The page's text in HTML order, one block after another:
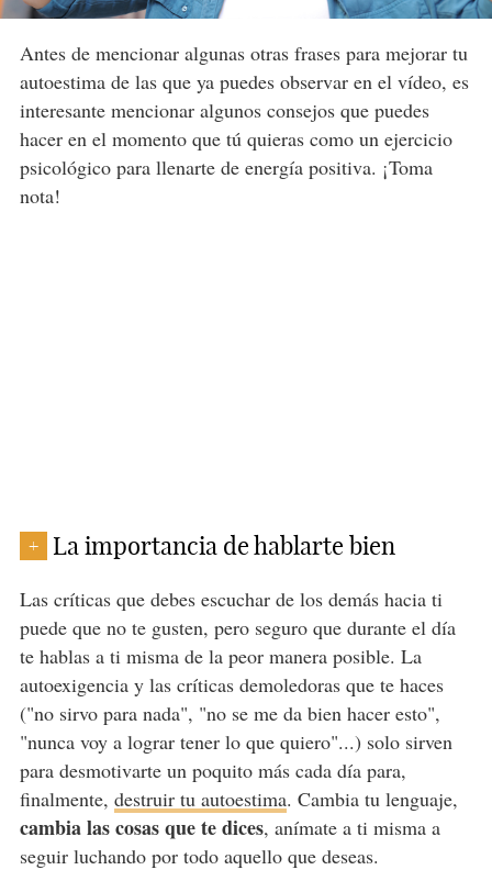
Antes de mencionar algunas otras frases para mejorar tu
autoestima de las que ya puedes observar en el vídeo, es
interesante mencionar algunos consejos que puedes
hacer en el momento que tú quieras como un ejercicio
psicológico para llenarte de energía positiva. ¡Toma
nota!
+ La importancia de hablarte bien
Las críticas que debes escuchar de los demás hacia ti
puede que no te gusten, pero seguro que durante el día
te hablas a ti misma de la peor manera posible. La
autoexigencia y las críticas demoledoras que te haces
("no sirvo para nada", "no se me da bien hacer esto",
"nunca voy a lograr tener lo que quiero"...) solo sirven
para desmotivarte un poquito más cada día para,
finalmente, destruir tu autoestima. Cambia tu lenguaje,
cambia las cosas que te dices, anímate a ti misma a
seguir luchando por todo aquello que deseas.